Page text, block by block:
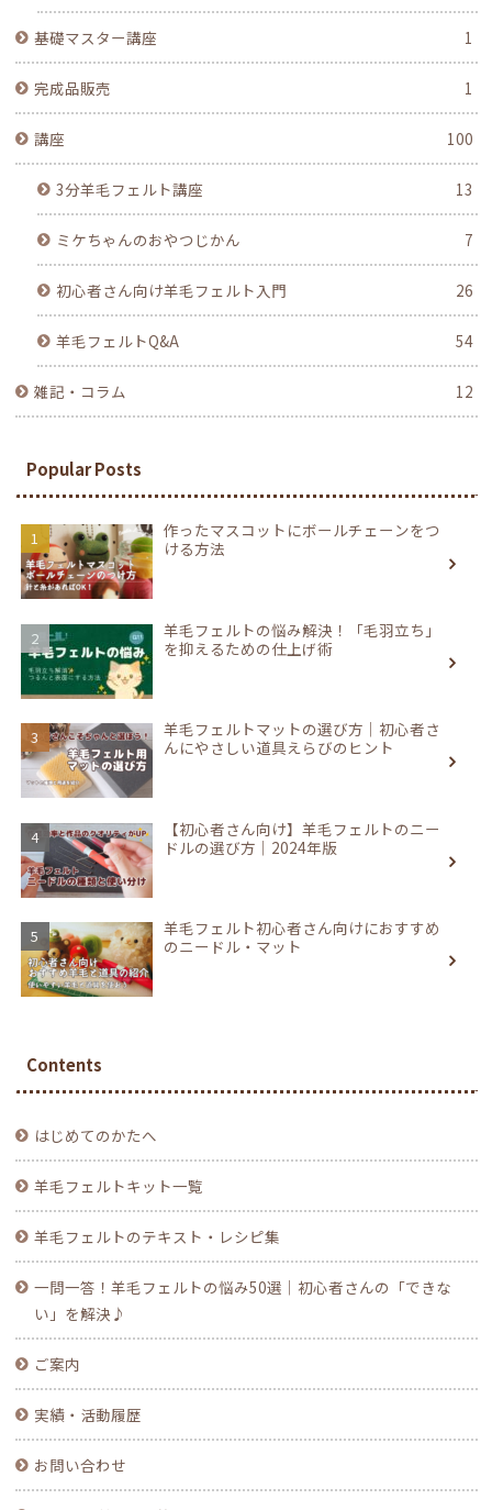
基礎マスター講座 1
完成品販売 1
講座 100
3分羊毛フェルト講座 13
ミケちゃんのおやつじかん 7
初心者さん向け羊毛フェルト入門 26
羊毛フェルトQ&A 54
雑記・コラム 12
Popular Posts
作ったマスコットにボールチェーンをつ
ける方法
羊毛フェルトの悩み解決！「毛羽立ち」
を抑えるための仕上げ術
羊毛フェルトマットの選び方｜初心者さ
んにやさしい道具えらびのヒント
【初心者さん向け】羊毛フェルトのニー
ドルの選び方｜2024年版
羊毛フェルト初心者さん向けにおすすめ
のニードル・マット
Contents
はじめてのかたへ
羊毛フェルトキット一覧
羊毛フェルトのテキスト・レシピ集
一問一答！羊毛フェルトの悩み50選｜初心者さんの「できな
い」を解決♪
ご案内
実績・活動履歴
お問い合わせ